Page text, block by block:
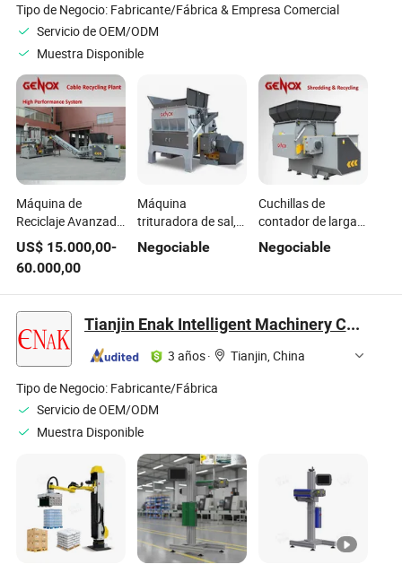
Tipo de Negocio: Fabricante/Fábrica & Empresa Comercial
Servicio de OEM/ODM
Muestra Disponible
Máquina de
Reciclaje Avanzada
para Madera /
Cable / Neumático
/ Cable Eléctrico /
Tubo / Plástico
US$ 15.000,00-
60.000,00
Máquina
trituradora de sal,
madera, especias,
cortadora de
por CE
Negociable
Cuchillas de
contador de larga
duración
computarizadas
triturado de un eje
y plástico con
potencia hidráulica
Negociable
Tianjin Enak Intelligent Machinery Co., Ltd
3 años·
Tianjin, China
Tipo de Negocio: Fabricante/Fábrica
Servicio de OEM/ODM
Muestra Disponible